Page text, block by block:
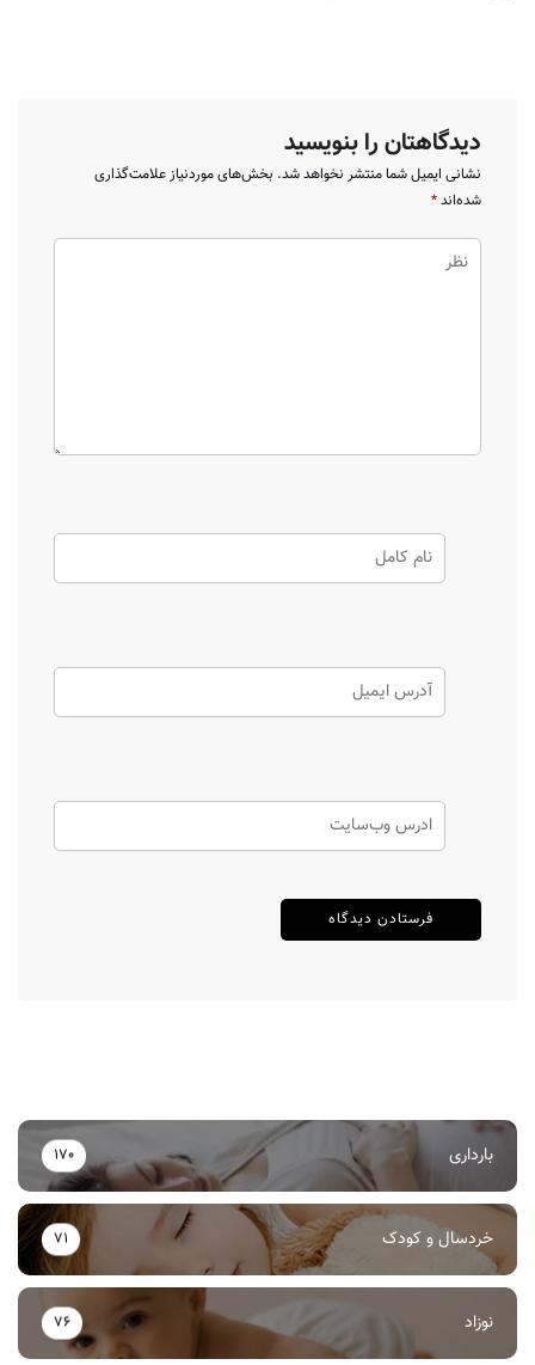
دیدگاهتان را بنویسید
نشانی ایمیل شما منتشر نخواهد شد. بخش‌های موردنیاز علامت‌گذاری
شده‌اند*
بارداری 170
خردسال و کودک 71
نوزاد 76